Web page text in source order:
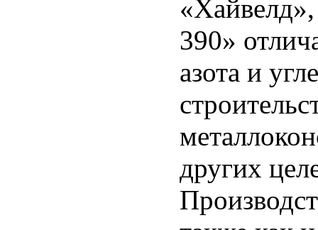
390»
азота и
других